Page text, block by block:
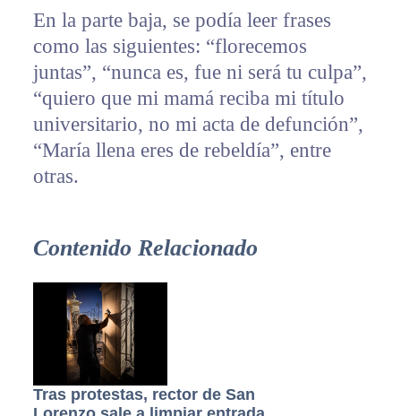
En la parte baja, se podía leer frases
como las siguientes: “florecemos
juntas”, “nunca es, fue ni será tu culpa”,
“quiero que mi mamá reciba mi título
universitario, no mi acta de defunción”,
“María llena eres de rebeldía”, entre
otras.
Contenido Relacionado
Tras protestas, rector de San